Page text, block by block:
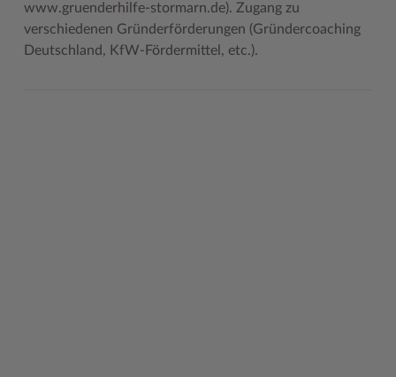
www.gruenderhilfe-stormarn.de). Zugang zu
verschiedenen Gründerförderungen (Gründercoaching
Deutschland, KfW-Fördermittel, etc.).